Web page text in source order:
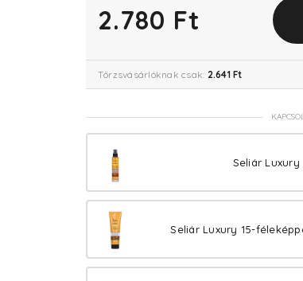
2.780 Ft
Törzsvásárlóknak csak: 2.641 Ft
Seliár
Seliár Luxury 15-